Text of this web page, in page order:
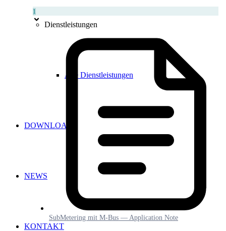
Dienstleistungen
Alle Dienstleistungen
DOWNLOADS
NEWS
KONTAKT
1
SubMetering mit M-Bus — Application Note